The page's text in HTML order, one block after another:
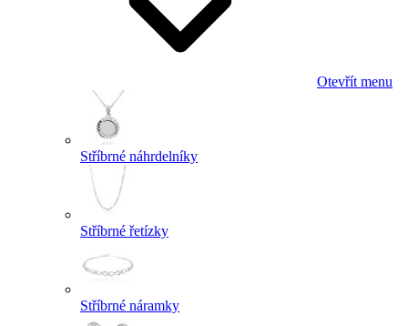
Otevřít menu
Stříbrné náhrdelníky
Stříbrné řetízky
Stříbrné náramky